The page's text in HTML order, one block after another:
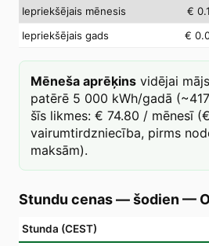
Iepriekšējais mēnesis
€
Iepriekšējais gads
€
Mēneša aprēķins vidējai
patērē 5 000 kWh/gadā
šīs likmes: € 74.80 / mēnesī
vairumtirdzniecība, pirms
maksām).
Stundu cenas — šodien —
Stunda (CEST)